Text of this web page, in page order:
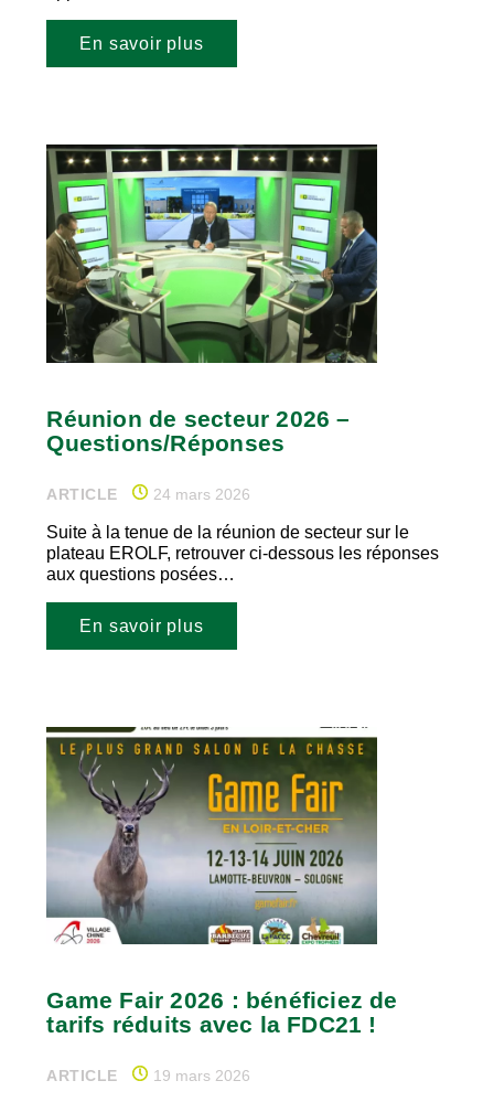
En savoir plus
Réunion de secteur 2026 –
Questions/Réponses
ARTICLE 24 mars 2026
Suite à la tenue de la réunion de secteur sur le
plateau EROLF, retrouver ci-dessous les réponses
aux questions posées…
En savoir plus
Game Fair 2026 : bénéficiez de
tarifs réduits avec la FDC21 !
ARTICLE 19 mars 2026